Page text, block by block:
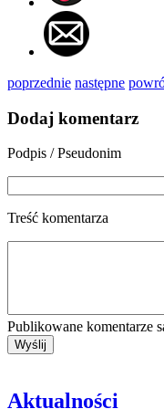
poprzednie następne
Dodaj komentarz
Podpis / Pseudonim
Treść komentarza
Publikowane komentarze
Aktualności